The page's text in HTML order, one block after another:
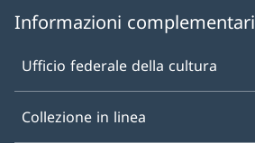
Informazioni complementari
Ufficio federale della cultura
Collezione in linea